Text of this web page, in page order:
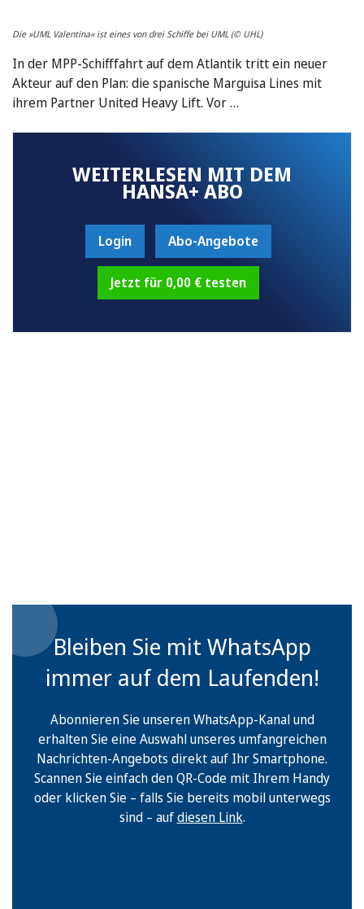
Die »UML Valentina« ist eines von drei Schiffe bei UML (© UHL)
In der MPP-Schifffahrt auf dem Atlantik tritt ein neuer
Akteur auf den Plan: die spanische Marguisa Lines mit
ihrem Partner United Heavy Lift. Vor …
WEITERLESEN MIT DEM
HANSA+ ABO
Login Abo-Angebote
Jetzt für 0,00 € testen
Bleiben Sie mit WhatsApp
immer auf dem Laufenden!
Abonnieren Sie unseren WhatsApp-Kanal und
erhalten Sie eine Auswahl unseres umfangreichen
Nachrichten-Angebots direkt auf Ihr Smartphone.
Scannen Sie einfach den QR-Code mit Ihrem Handy
oder klicken Sie – falls Sie bereits mobil unterwegs
sind – aufdiesen Link.